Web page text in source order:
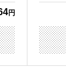
円